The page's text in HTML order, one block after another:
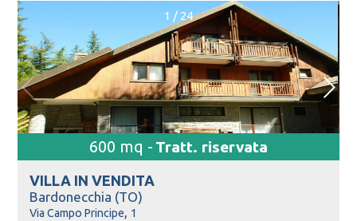
1 / 24
600 mq - Tratt. riservata
VILLA IN VENDITA
Bardonecchia (TO)
Via Campo Principe, 1